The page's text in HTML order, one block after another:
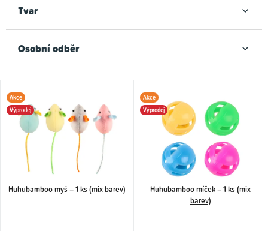
Tvar
Osobní odběr
V
ý
r
Akce
Výprodej
Huhubamboo myš – 1 ks (mix barev)
Akce
Výprodej
Huhubamboo míček – 1 ks (mix
barev)